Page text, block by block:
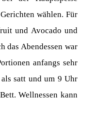
wählen. Für
und Avocado und
das Abendessen war
anfangs sehr
satt und um 9 Uhr
Wellnessen kann